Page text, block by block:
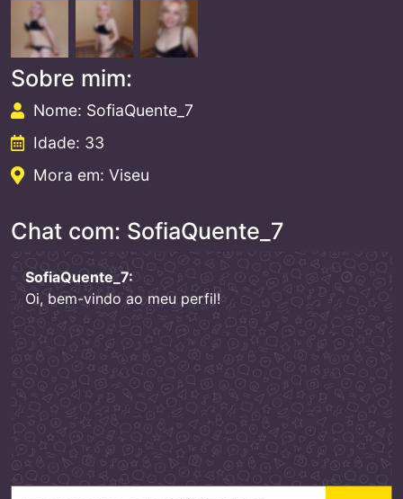
Sobre mim:
Nome: SofiaQuente_7
Idade: 33
Mora em: Viseu
Chat com: SofiaQuente_7
SofiaQuente_7:
Oi, bem-vindo ao meu perfil!